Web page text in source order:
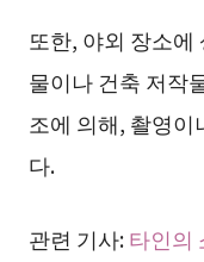
또한, 야외 장소에
물이나 건축 저작
조에 의해, 촬영이
다.
관련 기사:타인의